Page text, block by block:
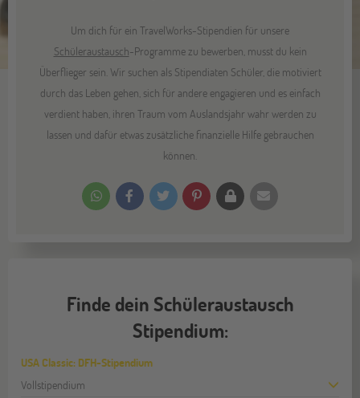
Um dich für ein TravelWorks-Stipendien für unsere
Schüleraustausch-Programme zu bewerben, musst du kein
Überflieger sein. Wir suchen als Stipendiaten Schüler, die motiviert
durch das Leben gehen, sich für andere engagieren und es einfach
verdient haben, ihren Traum vom Auslandsjahr wahr werden zu
lassen und dafür etwas zusätzliche finanzielle Hilfe gebrauchen
können.
Finde dein Schüleraustausch
Stipendium:
USA Classic: DFH-Stipendium
Vollstipendium